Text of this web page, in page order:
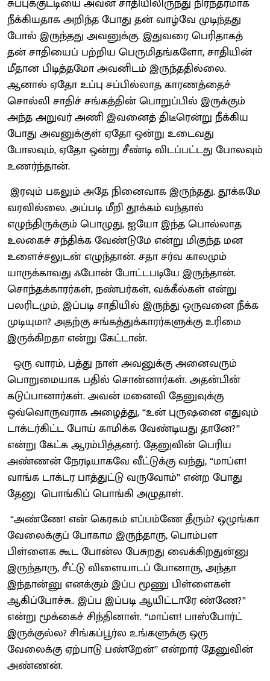
நீக்கியதாக அறிந்த போது தன் வாழ்வே முடிந்தது
போல் இருந்தது அவனுக்கு. இதுவரை பெரிதாகத்
தன் சாதியைப் பற்றிய பெருமிதங்களோ, சாதியின்
மீதான பிடித்தமோ அவனிடம் இருந்ததில்லை.
ஆனால் ஏதோ உப்பு சப்பில்லாத காரணத்தைச்
சொல்லி சாதிச் சங்கத்தின் பொறுப்பில் இருக்கும்
அந்த அறுவர் அணி இவனைத் திடீரென்று நீக்கிய
போது அவனுக்குள் ஏதோ ஒன்று உடைவது
போலவும், ஏதோ ஒன்று சீண்டி விடப்பட்டது போலவும்
உணர்ந்தான்.
இரவும் பகலும் அதே நினைவாக இருந்தது. தூக்கமே
வரவில்லை. அப்படி மீறி தூக்கம் வந்தால்
எழுந்திருக்கும் பொழுது, ஐயோ இந்த பொல்லாத
உலகைச் சந்திக்க வேண்டுமே என்று மிகுந்த மன
உளைச்சலுடன் எழுந்தான். சதா சர்வ காலமும்
யாருக்காவது ஃபோன் போட்டபடியே இருந்தான்.
சொந்தக்காரர்கள், நண்பர்கள், வக்கீல்கள் என்று
பலரிடமும், இப்படி சாதியில் இருந்து ஒருவனை நீக்க
முடியுமா? அதற்கு சங்கத்துக்காரர்களுக்கு உரிமை
இருக்கிறதா என்று கேட்டான்.
ஒரு வாரம், பத்து நாள் அவனுக்கு அனைவரும்
பொறுமையாக பதில் சொன்னார்கள். அதன்பின்
கடுப்பானார்கள். அவன் மனைவி தேனுவுக்கு
ஒவ்வொருவராக அழைத்து, “உன் புருஷனை எதுவும்
டாக்டர்கிட்ட போய் காமிக்க வேண்டியது தானே?”
என்று கேட்க ஆரம்பித்தனர். தேனுவின் பெரிய
அண்ணன் நேரடியாகவே வீட்டுக்கு வந்து, “மாப்ள!
வாங்க டாக்டர பாத்துட்டு வருவோம்” என்ற போது
தேனு பொங்கிப் பொங்கி அழுதாள்.
“அண்ணே! என் கெரகம் எப்பம்ணே தீரும்? ஒழுங்கா
வேலைக்குப் போகாம இருந்தாரு, பொம்பள
பிள்ளைக கூட போன்ல பேசுறது வைக்கிறதுன்னு
இருந்தாரு, சீட்டு விளையாடப் போனாரு, அந்தா
இந்தான்னு எனக்கும் இப்ப மூணு பிள்ளைகள்
ஆகிப்போச்சு.. இப்ப இப்படி ஆயிட்டாரே ண்ணே?”
என்று மூக்கைச் சிந்தினாள். “மாப்ள! பாஸ்போர்ட்
இருக்குல்ல? சிங்கப்பூர்ல உங்களுக்கு ஒரு
வேலைக்கு ஏற்பாடு பண்றேன்” என்றார் தேனுவின்
அண்ணன்.